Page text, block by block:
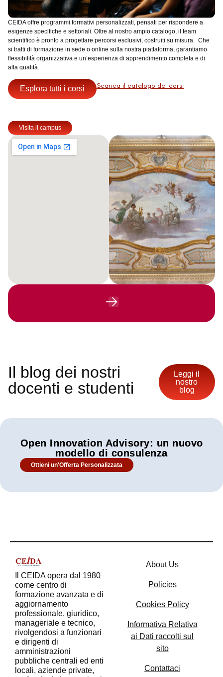
CEIDA offre programmi formativi personalizzati, pensati per rispondere a
esigenze specifiche e settoriali. Oltre al nostro ampio catalogo, il team
scientifico è pronto a progettare percorsi esclusivi, costruiti su misura. Che
si tratti di formazione in sede o online sulla nostra piattaforma, garantiamo
flessibilità organizzativa e un’esperienza di apprendimento completa e di
alta qualità.
Esplora tutti i corsi Scarica il catalogo dei corsi
Visita il campus
Il blog dei nostri
docenti e studenti
Leggi il
nostro
blog
Open Innovation Advisory: un nuovo
modello di consulenza
Ottieni un'Offerta Personalizzata
Il CEIDA opera dal 1980
come centro di
formazione avanzata e di
aggiornamento
professionale, giuridico,
manageriale e tecnico,
rivolgendosi a funzionari
e dirigenti di
amministrazioni
pubbliche centrali ed enti
locali, aziende private,
About Us
Policies
Cookies Policy​
Informativa Relativa
ai Dati raccolti sul
sito​
Contattaci